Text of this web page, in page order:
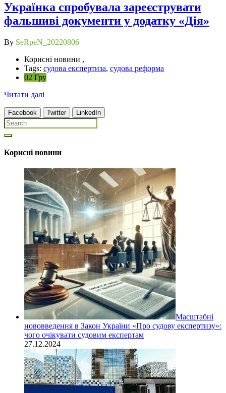
Українка спробувала зареєструвати
фальшиві документи у додатку «Дія»
By SeRpeN_20220806
Корисні новини ,
Tags: судова експертиза, судова реформа
02 Гру
Читати далі
Facebook Twitter LinkedIn
Корисні новини
Масштабні
нововведення в Закон України «Про судову експертизу»:
чого очікувати судовим експертам
27.12.2024